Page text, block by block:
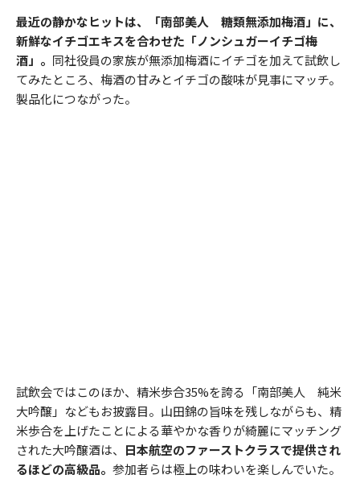
最近の静かなヒットは、「南部美人 糖類無添加梅酒」に、
新鮮なイチゴエキスを合わせた「ノンシュガーイチゴ梅
酒」。 同社役員の家族が無添加梅酒にイチゴを加えて試飲し
てみたところ、梅酒の甘みとイチゴの酸味が見事にマッチ。
製品化につながった。
試飲会ではこのほか、精米歩合35%を誇る「南部美人 純米
大吟醸」などもお披露目。山田錦の旨味を残しながらも、精
米歩合を上げたことによる華やかな香りが綺麗にマッチング
された大吟醸酒は、 日本航空のファーストクラスで提供され
るほどの高級品。 参加者らは極上の味わいを楽しんでいた。